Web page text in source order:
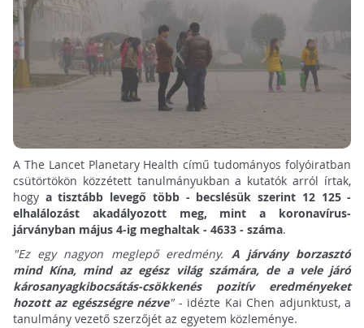
A The Lancet Planetary Health című tudományos folyóiratban
csütörtökön közzétett tanulmányukban a kutatók arról írtak,
hogy a tisztább levegő több - becslésük szerint 12 125 -
elhalálozást akadályozott meg, mint a koronavírus-
járványban május 4-ig meghaltak - 4633 - száma.
"Ez egy nagyon meglepő eredmény. A járvány borzasztó
mind Kína, mind az egész világ számára, de a vele járó
károsanyagkibocsátás-csökkenés pozitív eredményeket
hozott az egészségre nézve"- idézte Kai Chen adjunktust, a
tanulmány vezető szerzőjét az egyetem közleménye.